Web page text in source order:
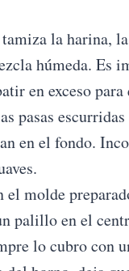
la harina,
húmeda. Es
en exceso
pasas
en el fondo.
el molde
palillo en el
lo cubro con